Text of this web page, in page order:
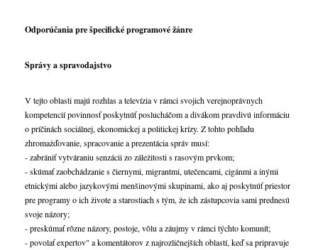
Odporúčania pre špecifické programové žánre
Správy a spravodajstvo
V tejto oblasti majú rozhlas a televízia v rámci svojich verejnoprávnych
kompetencií povinnosť poskytnúť poslucháčom a divákom pravdivú informáciu
o príčinách sociálnej, ekonomickej a politickej krízy. Z tohto pohľadu
zhromažďovanie, spracovanie a prezentácia správ musí:
- zabrániť vytváraniu senzácii zo záležitosti s rasovým prvkom;
- skúmať zaobchádzanie s čiernymi, migrantmi, utečencami, cigánmi a inými
etnickými alebo jazykovými menšinovými skupinami, ako aj poskytnúť priestor
pre programy o ich živote a starostiach s tým, že ich zástupcovia sami prednesú
svoje názory;
- preskúmať rôzne názory, postoje, vôlu a záujmy v rámci týchto komunít;
- povolať expertov" a komentátorov z najrozličnejších oblastí, keď sa pripravuje